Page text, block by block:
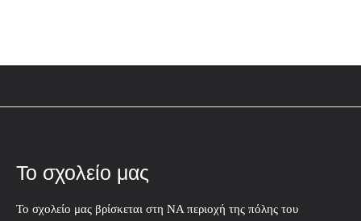
Το σχολείο μας
Το σχολείο μας βρίσκεται στη ΝΑ περιοχή της πόλης του